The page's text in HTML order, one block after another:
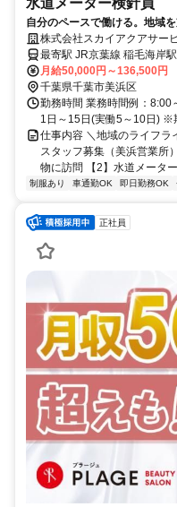
自分のペースで働ける。地域
中｜WワークOK｜未経験歓迎
株式会社スカイアクアサー
最寄駅 JR京葉線 稲毛海岸
月給50,000円～136,500円
千葉県千葉市美浜区
勤務時間 業務時間例：8:00
1日～15日(実働5～10日) ※
仕事内容 ＼地域のライフラ
スタッフ募集（美浜営業
物に訪問 【2】水道メータ
制服あり 車通勤OK 即日勤務OK
正社員